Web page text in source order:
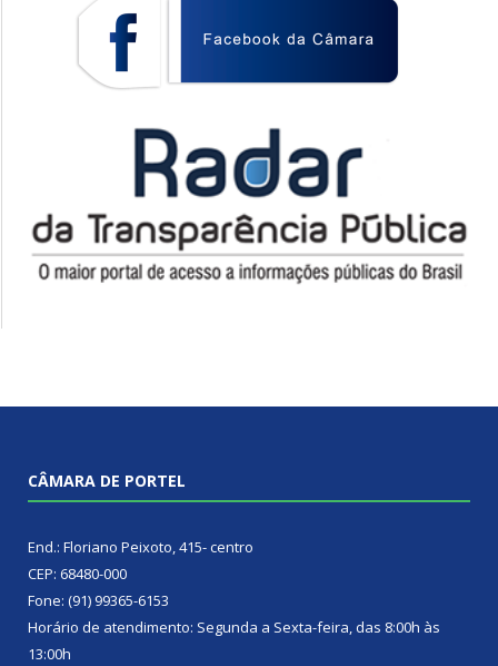
CÂMARA DE PORTEL
End.: Floriano Peixoto, 415- centro
CEP: 68480-000
Fone: (91) 99365-6153
Horário de atendimento: Segunda a Sexta-feira, das 8:00h às
13:00h